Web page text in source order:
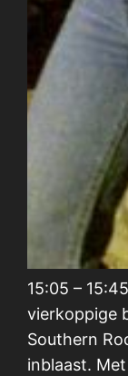
15:05 –
vierkoppige
Southern
inblaast.